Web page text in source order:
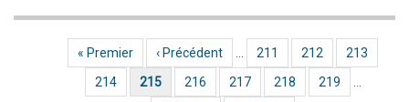
assemblée
générale
Pagination
Première page
« Premier Page précédente
‹ Précédent Page
211 Page
212 Page
213
Page
214 Page actuelle
215 Page
216 Page
217 Page
218 Page
219